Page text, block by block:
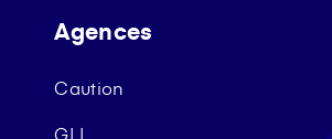
Agences
Caution
GLI